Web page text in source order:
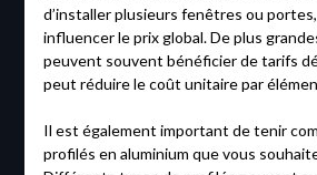
d’installer plusieurs fenêtres ou
influencer le prix global. De plus
peuvent souvent bénéficier de tarifs
peut réduire le coût unitaire par
Il est également important de tenir
profilés en aluminium que vous